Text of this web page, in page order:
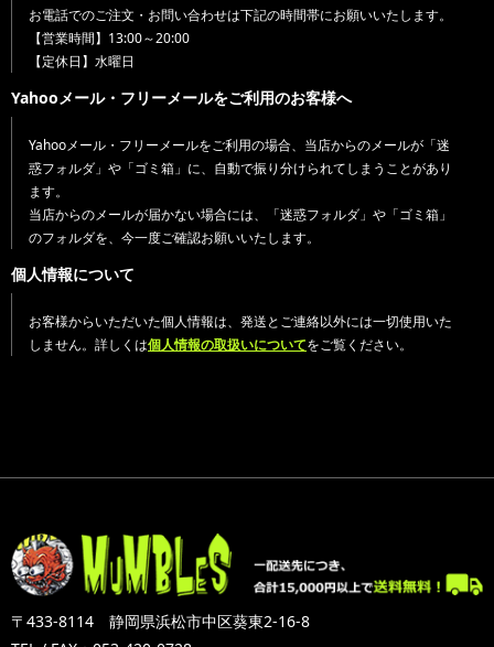
お電話でのご注文・お問い合わせは下記の時間帯にお願いいたします。
【営業時間】13:00～20:00
【定休日】水曜日
Yahooメール・フリーメールをご利用のお客様へ
Yahooメール・フリーメールをご利用の場合、当店からのメールが「迷
惑フォルダ」や「ゴミ箱」に、自動で振り分けられてしまうことがあり
ます。
当店からのメールが届かない場合には、「迷惑フォルダ」や「ゴミ箱」
のフォルダを、今一度ご確認お願いいたします。
個人情報について
お客様からいただいた個人情報は、発送とご連絡以外には一切使用いた
しません。詳しくは個人情報の取扱いについてをご覧ください。
〒433-8114 静岡県浜松市中区葵東2-16-8